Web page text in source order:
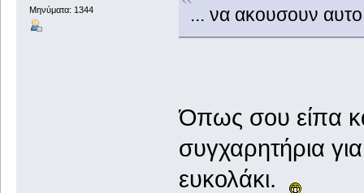
Μηνύματα: 1344
... να ακουσουν
Όπως σου είπα
συγχαρητήρια
ευκολάκι.